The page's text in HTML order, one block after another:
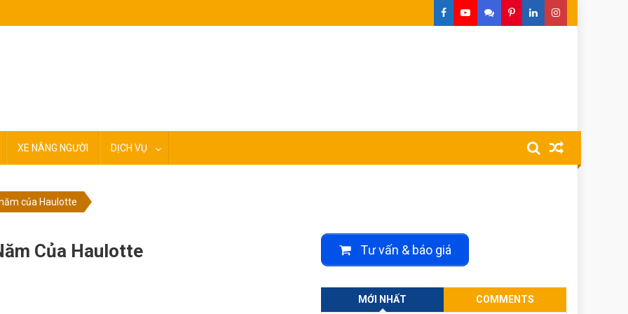
XE NÂNG NGƯỜI DỊCH VỤ
của Haulotte
Của Haulotte Tư vấn & báo giá
MỚI NHẤT COMMENTS